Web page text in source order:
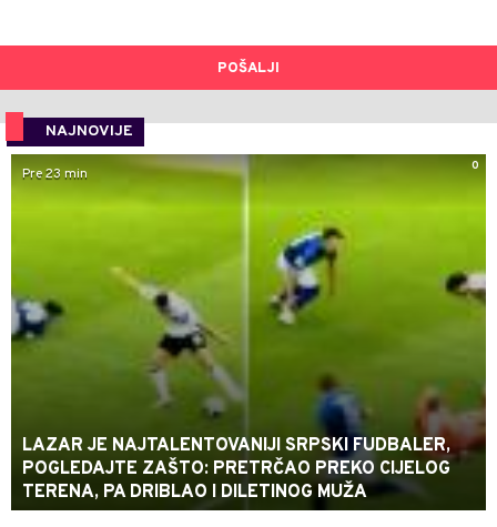
POŠALJI
NAJNOVIJE
0
Pre 23 min
LAZAR JE NAJTALENTOVANIJI SRPSKI FUDBALER,
POGLEDAJTE ZAŠTO: PRETRČAO PREKO CIJELOG
TERENA, PA DRIBLAO I DILETINOG MUŽA